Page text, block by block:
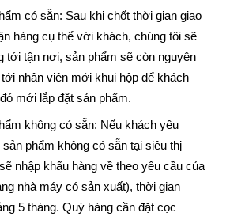
có sẵn: Sau khi chốt thời gian giao
hàng cụ thể với khách, chúng tôi sẽ
tới tận nơi, sản phẩm sẽ còn nguyên
nhân viên mới khui hộp để khách
mới lắp đặt sản phẩm.
không có sẵn: Nếu khách yêu
phẩm không có sẵn tại siêu thị
nhập khẩu hàng về theo yêu cầu của
nhà máy có sản xuất), thời gian
5 tháng. Quý hàng cần đặt cọc